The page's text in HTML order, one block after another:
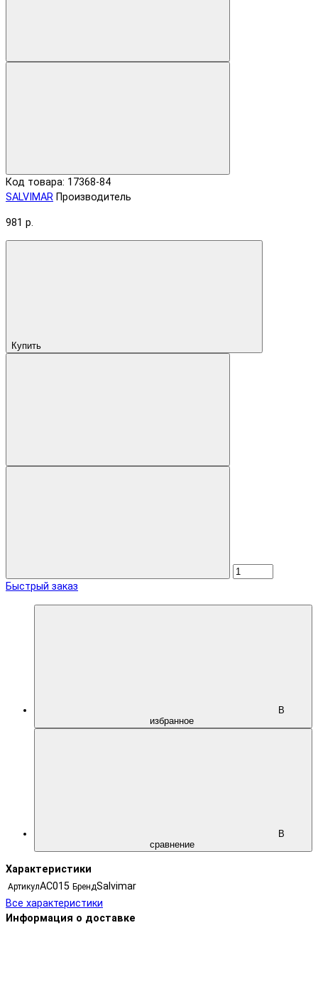
Код товара: 17368-84
SALVIMAR Производитель
981 р.
Купить
Быстрый заказ
В
избранное
В
сравнение
Характеристики
АртикулAC015 БрендSalvimar
Все характеристики
Информация о доставке